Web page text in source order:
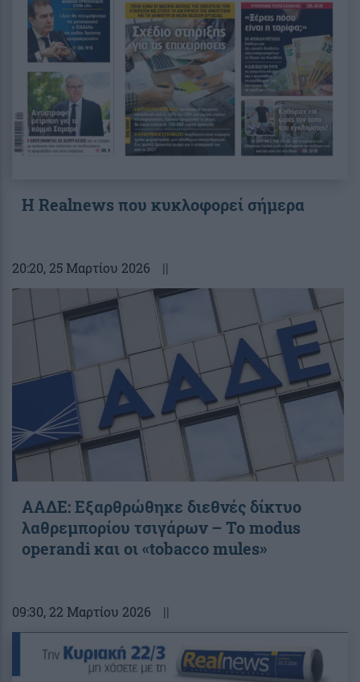
Η Realnews που κυκλοφορεί σήμερα
20:20, 25 Μαρτίου 2026 ||
ΑΑΔΕ: Εξαρθρώθηκε διεθνές δίκτυο
λαθρεμπορίου τσιγάρων – Το modus
operandi και οι «tobacco mules»
09:30, 22 Μαρτίου 2026 ||